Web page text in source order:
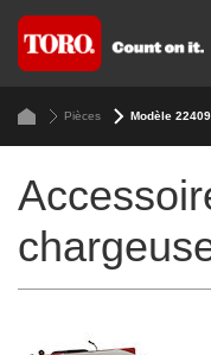
Pièces Modèle